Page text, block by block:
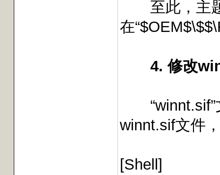
至此，主题
在
4. 修改
“winnt.sif”
winnt.sif文件
[Shell]